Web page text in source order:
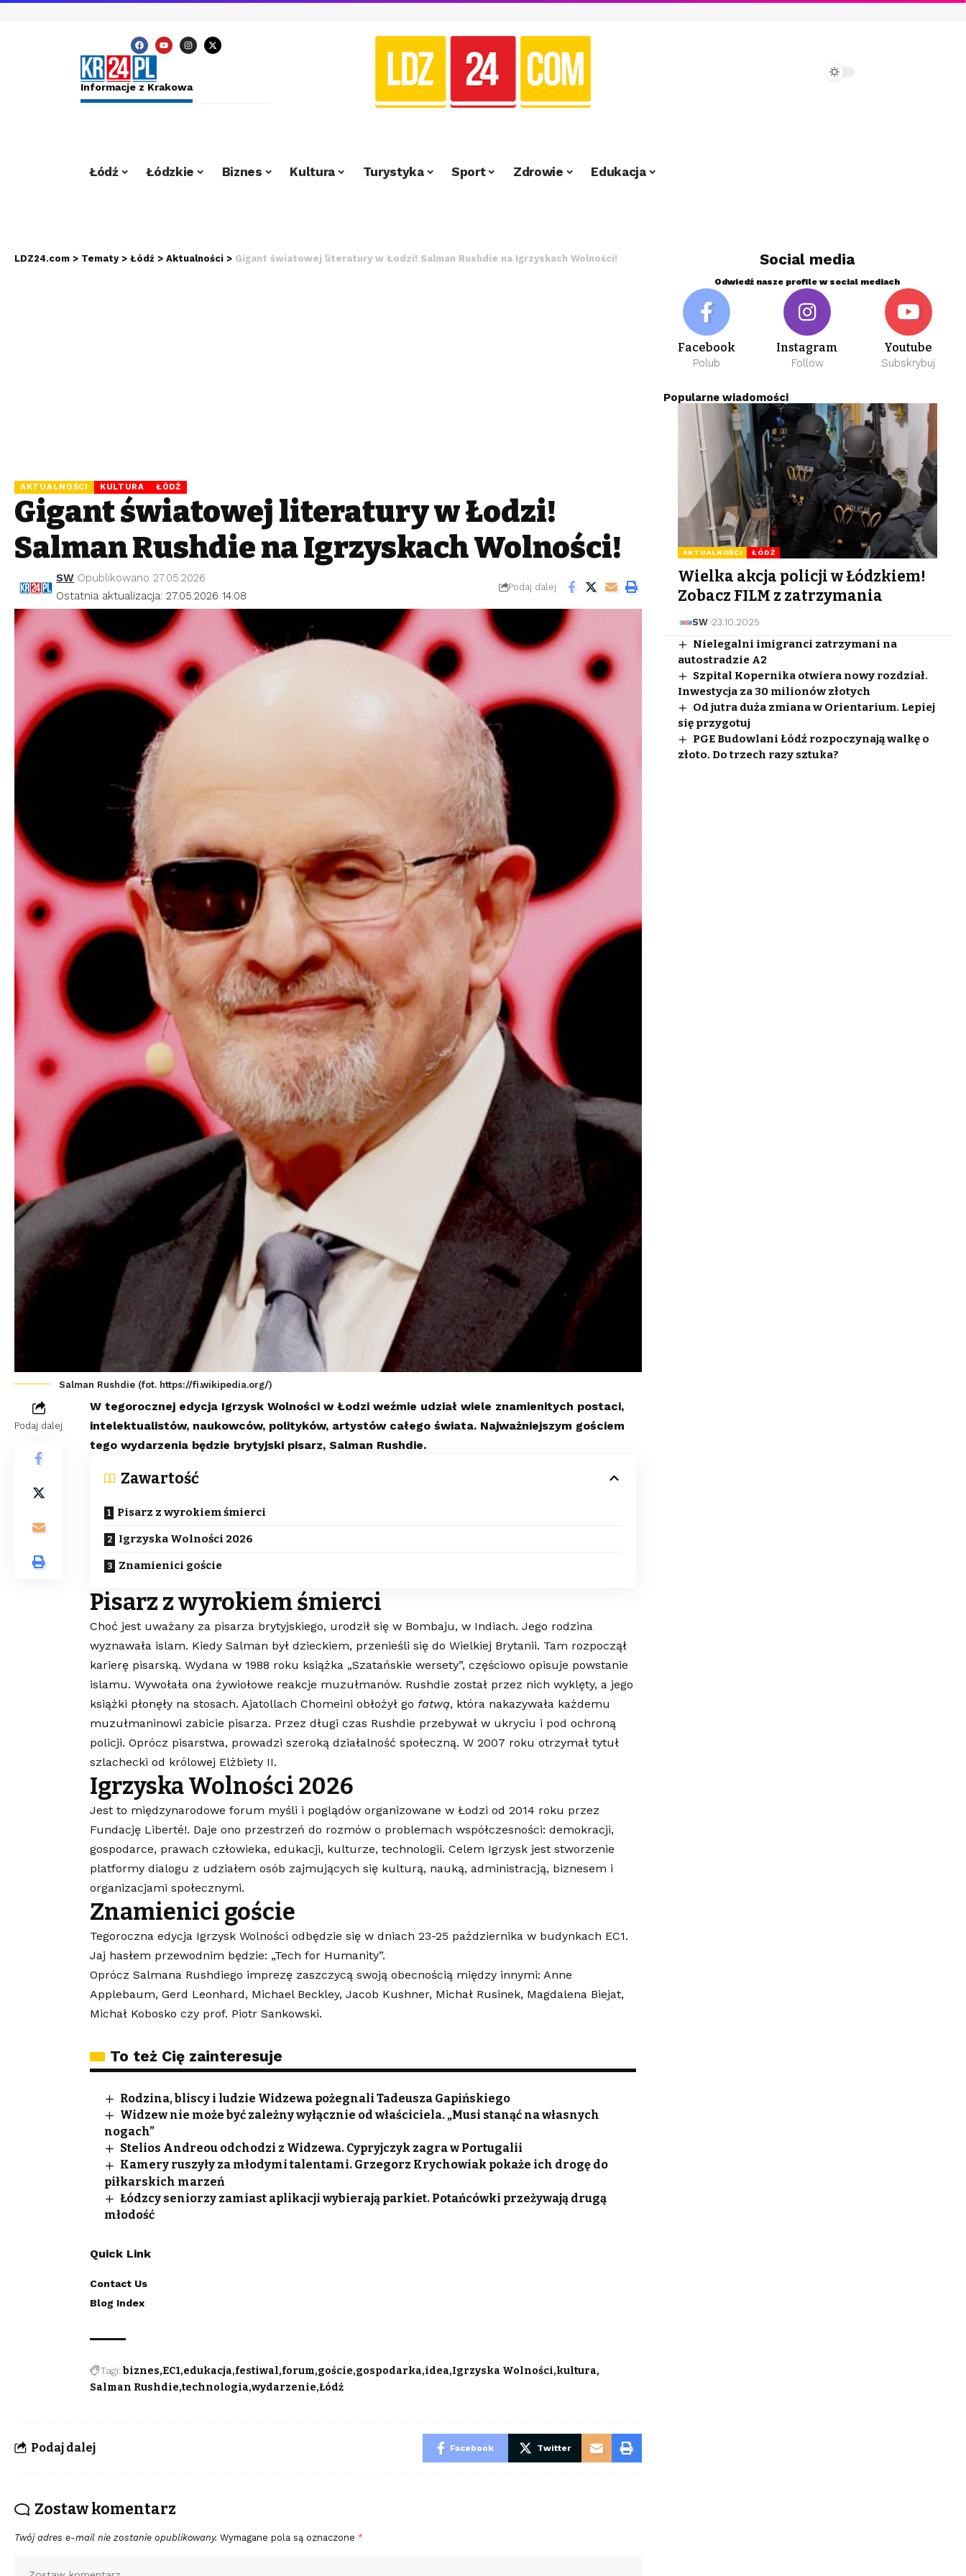
Informacje z Krakowa
Łódź Łódzkie Biznes Kultura Turystyka Sport Zdrowie Edukacja
LDZ24.com > Tematy> Łódź > Aktualności > Gigant światowej literatury w Łodzi! Salman Rushdie na Igrzyskach Wolności!
AKTUALNOŚCI KULTURA ŁÓDŹ
Gigant światowej literatury w Łodzi!
Salman Rushdie na Igrzyskach Wolności!
Ostatnia aktualizacja: 27.05.2026 14:08
SW Opublikowano 27.05.2026
Podaj dalej
Salman Rushdie (fot. https://fi.wikipedia.org/)
Podaj dalej
W tegorocznej edycja Igrzysk Wolności w Łodzi weźmie udział wiele znamienitych postaci,
intelektualistów, naukowców, polityków, artystów całego świata. Najważniejszym gościem
tego wydarzenia będzie brytyjski pisarz, Salman Rushdie.
Zawartość
Pisarz z wyrokiem śmierci
Igrzyska Wolności 2026
Znamienici goście
Pisarz z wyrokiem śmierci
Choć jest uważany za pisarza brytyjskiego, urodził się w Bombaju, w Indiach. Jego rodzina
wyznawała islam. Kiedy Salman był dzieckiem, przenieśli się do Wielkiej Brytanii. Tam rozpoczął
karierę pisarską. Wydana w 1988 roku książka „Szatańskie wersety”, częściowo opisuje powstanie
islamu. Wywołała ona żywiołowe reakcje muzułmanów. Rushdie został przez nich wyklęty, a jego
książki płonęły na stosach. Ajatollach Chomeini obłożył go fatwą, która nakazywała każdemu
muzułmaninowi zabicie pisarza. Przez długi czas Rushdie przebywał w ukryciu i pod ochroną
policji. Oprócz pisarstwa, prowadzi szeroką działalność społeczną. W 2007 roku otrzymał tytuł
szlachecki od królowej Elżbiety II.
Igrzyska Wolności 2026
Jest to międzynarodowe forum myśli i poglądów organizowane w Łodzi od 2014 roku przez
Fundację Liberté!. Daje ono przestrzeń do rozmów o problemach współczesności: demokracji,
gospodarce, prawach człowieka, edukacji, kulturze, technologii. Celem Igrzysk jest stworzenie
platformy dialogu z udziałem osób zajmujących się kulturą, nauką, administracją, biznesem i
organizacjami społecznymi.
Znamienici goście
Tegoroczna edycja Igrzysk Wolności odbędzie się w dniach 23-25 października w budynkach EC1.
Jaj hasłem przewodnim będzie: „Tech for Humanity”.
Oprócz Salmana Rushdiego imprezę zaszczycą swoją obecnością między innymi: Anne
Applebaum, Gerd Leonhard, Michael Beckley, Jacob Kushner, Michał Rusinek, Magdalena Biejat,
Michał Kobosko czy prof. Piotr Sankowski.
To też Cię zainteresuje
Rodzina, bliscy i ludzie Widzewa pożegnali Tadeusza Gapińskiego
Widzew nie może być zależny wyłącznie od właściciela. „Musi stanąć na własnych
nogach”
Stelios Andreou odchodzi z Widzewa. Cypryjczyk zagra w Portugalii
Kamery ruszyły za młodymi talentami. Grzegorz Krychowiak pokaże ich drogę do
piłkarskich marzeń
Łódzcy seniorzy zamiast aplikacji wybierają parkiet. Potańcówki przeżywają drugą
młodość
Quick Link
Contact Us
Blog Index
Tagi:biznes EC1 edukacja festiwal forum goście gospodarka idea Igrzyska Wolności kultura
Salman Rushdie technologia wydarzenie Łódź
Podaj dalej Facebook Twitter
Zostaw komentarz
Twój adres e-mail nie zostanie opublikowany. Wymagane pola są oznaczone *
Social media
Odwiedź nasze profile w social mediach
Facebook
Polub
Instagram
Follow
Youtube
Subskrybuj
Popularne wiadomości
AKTUALNOŚCI ŁÓDŹ
Wielka akcja policji w Łódzkiem!
Zobacz FILM z zatrzymania
SW 23.10.2025
Nielegalni imigranci zatrzymani na
autostradzie A2
Szpital Kopernika otwiera nowy rozdział.
Inwestycja za 30 milionów złotych
Od jutra duża zmiana w Orientarium. Lepiej
się przygotuj
PGE Budowlani Łódź rozpoczynają walkę o
złoto. Do trzech razy sztuka?